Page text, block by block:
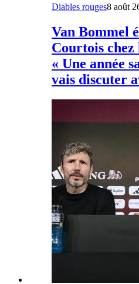
Diables rouges8 août
Van Bommel
Courtois chez
« Une année
vais discuter